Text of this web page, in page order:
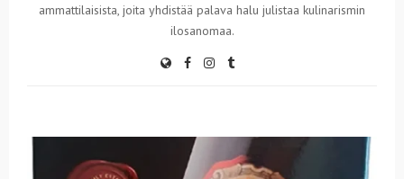
ammattilaisista, joita yhdistää palava halu julistaa kulinarismin
ilosanomaa.